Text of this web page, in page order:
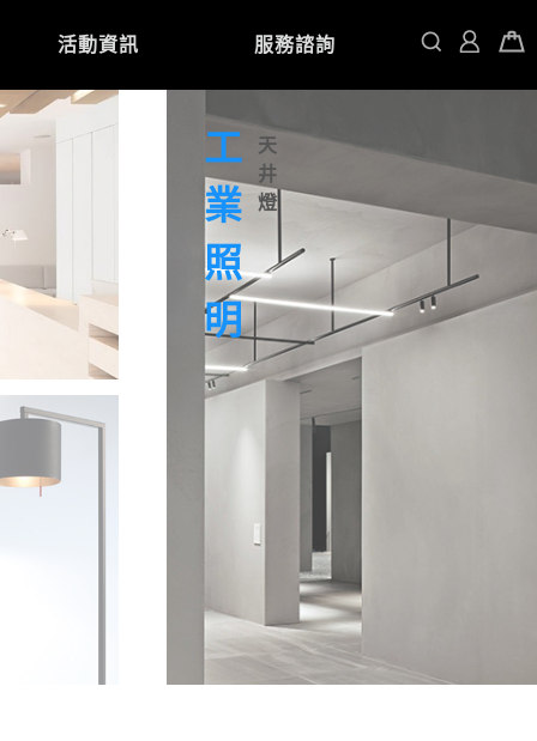
活動資訊 服務諮詢
工
業
照
明
天
井
燈